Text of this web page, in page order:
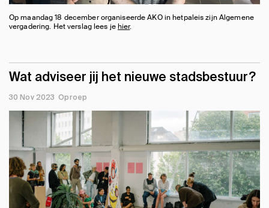
Op maandag 18 december organiseerde AKO in hetpaleis zijn Algemene
vergadering. Het verslag lees jehier.
Wat adviseer jij het nieuwe stadsbestuur?
30 Nov 2023 Oproep